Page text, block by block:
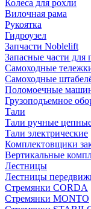
Колеса для рохли
Вилочная рама
Рукоятка
Гидроузел
Запчасти Noblelift
Запасные части
Самоходные
Самоходные
Поломоечные
Грузоподъемное
Тали
Тали ручные
Тали электрические
Комплектовщики
Вертикальные
Лестницы
Лестницы
Стремянки CORDA
Стремянки MONTO